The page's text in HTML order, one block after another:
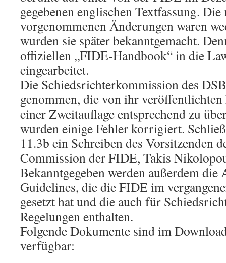
gegebenen englischen Textfassung.
vorgenommenen Änderungen waren
wurden sie später bekanntgemacht.
offiziellen „FIDE-Handbook“ in die
eingearbeitet.
Die Schiedsrichterkommission des
genommen, die von ihr
einer Zweitauflage entsprechend zu
wurden einige Fehler korrigiert.
11.3b ein Schreiben des Vorsitzenden
Commission der FIDE, Takis
Bekanntgegeben werden außerdem
Guidelines, die die FIDE im
gesetzt hat und die auch für
Regelungen enthalten.
Folgende Dokumente sind im
verfügbar: